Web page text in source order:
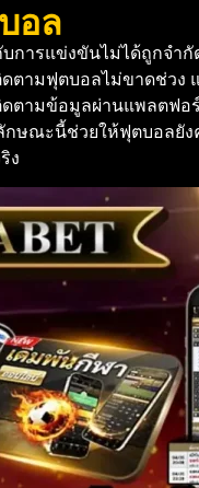
อล
รแข่งขันไม่ได้ถูกจำกั
ามฟุตบอลไม่ขาดช่ว
ตามข้อมูลผ่านแพลตฟอ
ณะนี้ช่วยให้ฟุตบอลยัง
ง